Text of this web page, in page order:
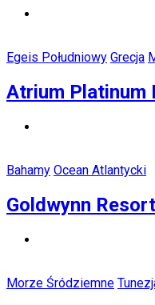
Egeis Południowy Grecja
Atrium Platinum
Bahamy Ocean Atlantycki
Goldwynn
Morze Śródziemne